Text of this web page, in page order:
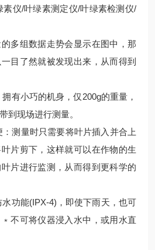
仪/叶绿素测定仪/叶绿素检测仪/
组数据走势会显示在图中，那
目了然就被发现出来，从而得到
小巧的机身，仅200g的重量，
到现场进行测量。
量时只需要将叶片插入并合上
片剪下，这样就可以在作物的生
片进行监测，从而得到更科学的
能(IPX-4)，即使下雨天，也可
不可将仪器浸入水中，或用水直